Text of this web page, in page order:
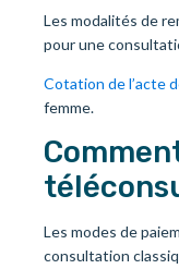
Les modalités de
pour une
Cotation de l’acte
femme.
Les modes de
consultation